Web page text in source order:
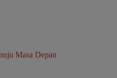
Masa Depan